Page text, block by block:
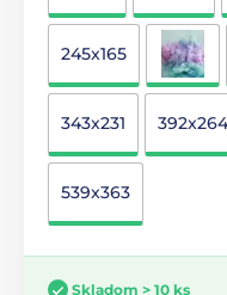
245x165
343x231 392x264
539x363
Skladom > 10 ks